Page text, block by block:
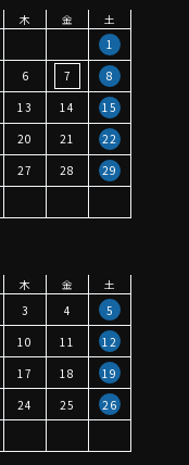
木 金
土
1
6 7
8
13 14
15
20 21
22
27 28
29
木 金
土
3 4
5
10 11
12
17 18
19
24 25
26